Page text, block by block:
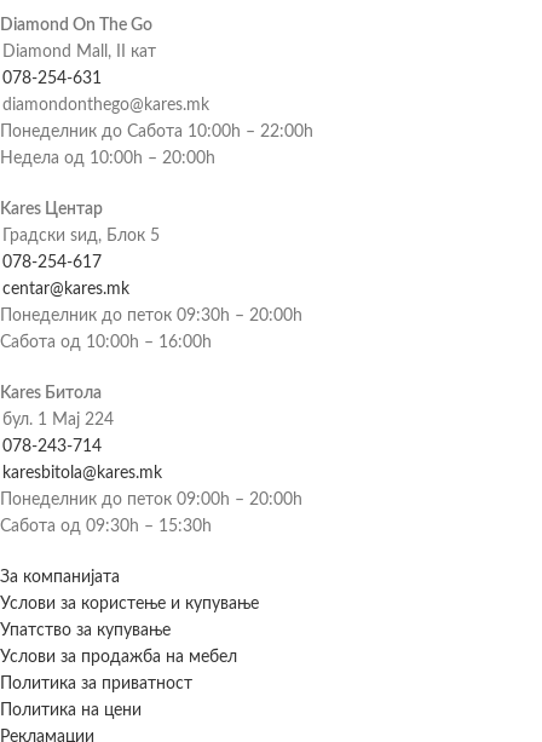
Diamond On The Go
Diamond Mall, II кат
078-254-631
diamondonthego@kares.mk
Понеделник до Сабота 10:00h – 22:00h
Недела од 10:00h – 20:00h
Kares Центар
Градски ѕид, Блок 5
078-254-617
centar@kares.mk
Понеделник до петок 09:30h – 20:00h
Сабота од 10:00h – 16:00h
Kares Битола
бул. 1 Мај 224
078-243-714
karesbitola@kares.mk
Понеделник до петок 09:00h – 20:00h
Сабота од 09:30h – 15:30h
За компанијата
Услови за користење и купување
Упатство за купување
Услови за продажба на мебел
Политика за приватност
Политика на цени
Рекламации